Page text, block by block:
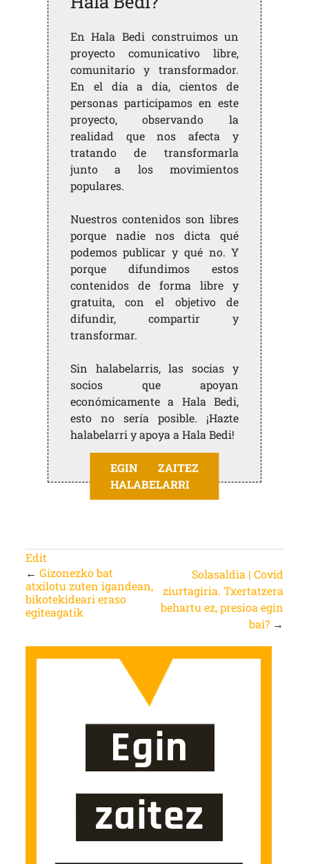
En Hala Bedi construimos un
proyecto comunicativo libre,
comunitario y transformador.
En el día a día, cientos de
personas participamos en este
proyecto, observando la
realidad que nos afecta y
tratando de transformarla
junto a los movimientos
populares.
Nuestros contenidos son libres
porque nadie nos dicta qué
podemos publicar y qué no. Y
porque difundimos estos
contenidos de forma libre y
gratuita, con el objetivo de
difundir, compartir y
transformar.
Sin halabelarris, las socias y
socios que apoyan
económicamente a Hala Bedi,
esto no sería posible. ¡Hazte
halabelarri y apoya a Hala Bedi!
EGIN ZAITEZ
HALABELARRI
Edit
← Gizonezko bat
atxilotu zuten igandean,
bikotekideari eraso
egiteagatik
Solasaldia | Covid
ziurtagiria. Txertatzera
behartu ez, presioa egin
bai? →